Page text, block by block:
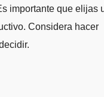
importante que elijas
Considera hacer